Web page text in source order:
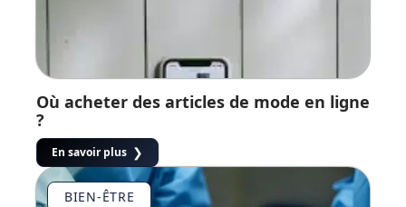
Où acheter des articles de mode en ligne
?
En savoir plus
BIEN-ÊTRE